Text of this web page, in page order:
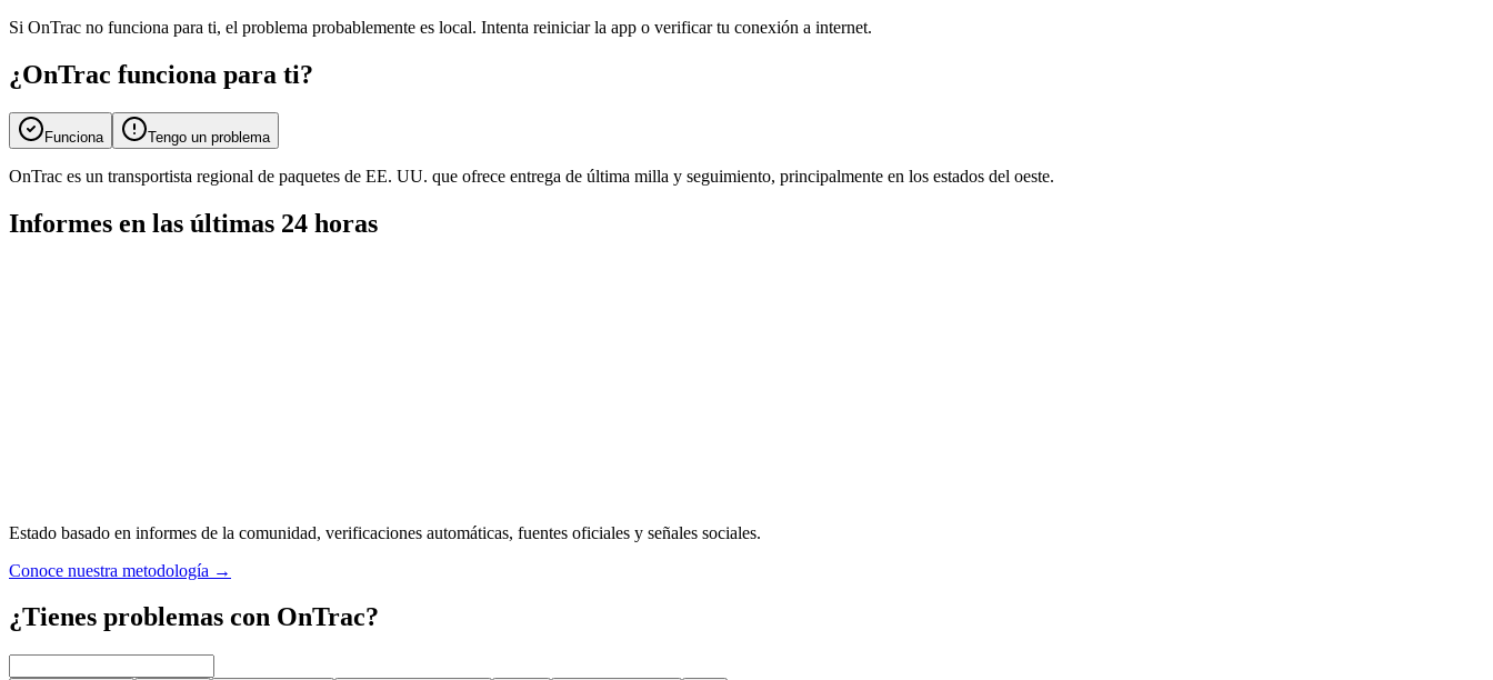
Si OnTrac no funciona para ti, el problema probablemente es local. Intenta reiniciar la app o verificar tu conexión a internet.
¿OnTrac funciona para ti?
Funciona Tengo un problema
OnTrac es un transportista regional de paquetes de EE. UU. que ofrece entrega de última milla y seguimiento, principalmente en los estados del oeste.
Informes en las últimas 24 horas
Estado basado en informes de la comunidad, verificaciones automáticas, fuentes oficiales y señales sociales.
Conoce nuestra metodología →
¿Tienes problemas con OnTrac?